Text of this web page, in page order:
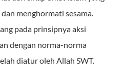
menghormati sesama.
pada prinsipnya aksi
dengan norma-norma
diatur oleh Allah SWT.